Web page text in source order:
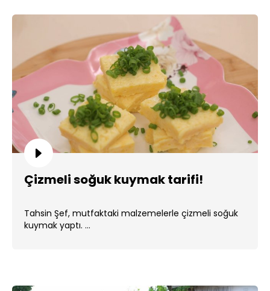
Çizmeli soğuk kuymak tarifi!
Tahsin Şef, mutfaktaki malzemelerle çizmeli soğuk
kuymak yaptı. ...